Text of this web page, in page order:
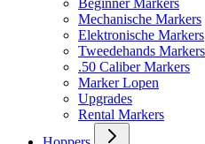
Bekijk alles
Beginner Markers
Mechanische Markers
Elektronische Markers
Tweedehands Markers
.50 Caliber Markers
Marker Lopen
Upgrades
Rental Markers